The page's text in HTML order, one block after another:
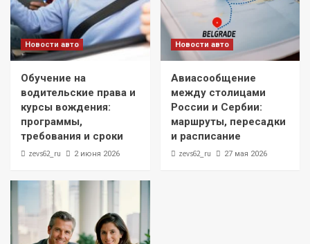
Новости авто
Обучение на
водительские права и
курсы вождения:
программы,
требования и сроки
zevs62_ru 2 июня 2026
Новости авто
Авиасообщение
между столицами
России и Сербии:
маршруты, пересадки
и расписание
zevs62_ru 27 мая 2026